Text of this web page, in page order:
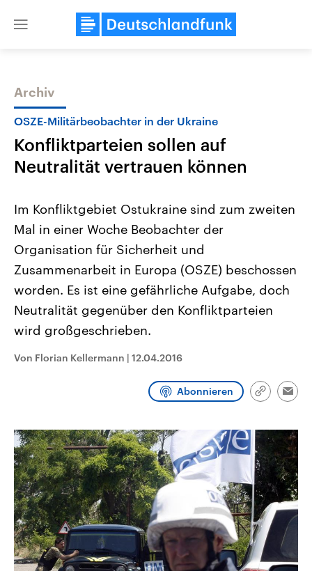
Close
Themen
USA
Aktuelle Beiträge, Analysen und
Hintergründe
Wirtschaftlich und militärisch
gehören die Vereinigten Staaten zu
den mächtigsten Ländern der Erde,
mit großem Einfluss auf das
aktuelle Weltgeschehen.
Nahostkonflikt
Aktuelle Lage und
Der Überfall der
Terrororganisation Hamas
Oktober 2023 auf Israel
Region wieder die Gewalt
Israel möchte die Hamas
Diese wird wie die
Sendungen Programm Podcasts
Archiv
OSZE-Militärbeobachter in der Ukraine
Konfliktparteien sollen auf
Neutralität vertrauen können
Im Konfliktgebiet Ostukraine sind zum zweiten
Mal in einer Woche Beobachter der
Organisation für Sicherheit und
Zusammenarbeit in Europa (OSZE) beschossen
worden. Es ist eine gefährliche Aufgabe, doch
Neutralität gegenüber den Konfliktparteien
wird großgeschrieben.
Von Florian Kellermann | 12.04.2016
Abonnieren
Link